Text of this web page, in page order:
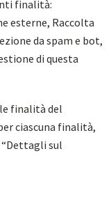
finalità:
esterne, Raccolta
da spam e bot,
di questa
finalità del
ciascuna finalità,
sul